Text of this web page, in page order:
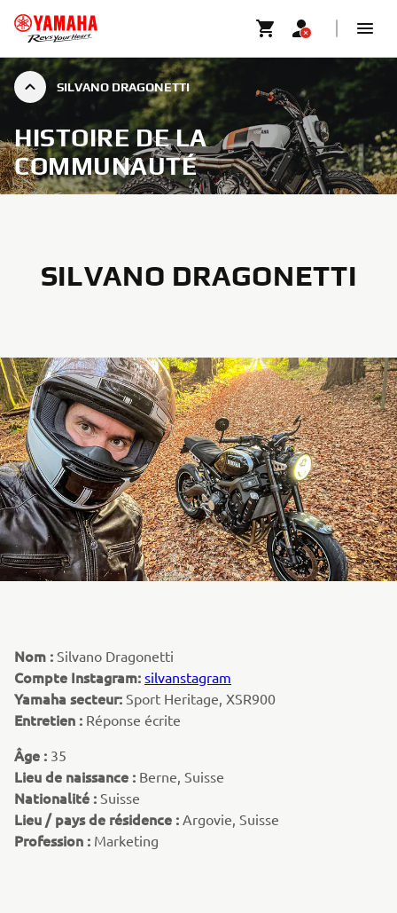
SILVANO DRAGONETTI
HISTOIRE DE LA
COMMUNAUTÉ
SILVANO DRAGONETTI
Nom : Silvano Dragonetti
Compte Instagram: silvanstagram
Yamaha secteur: Sport Heritage, XSR900
Entretien : Réponse écrite
Âge : 35
Lieu de naissance : Berne, Suisse
Nationalité : Suisse
Lieu / pays de résidence : Argovie, Suisse
Profession : Marketing